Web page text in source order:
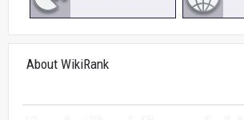
About WikiRank